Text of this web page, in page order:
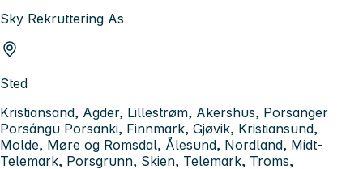
Sky Rekruttering As
Sted
Kristiansand, Agder, Lillestrøm, Akershus, Porsanger
Porsángu Porsanki, Finnmark, Gjøvik, Kristiansund,
Molde, Møre og Romsdal, Ålesund, Nordland, Midt-
Telemark, Porsgrunn, Skien, Telemark, Troms,